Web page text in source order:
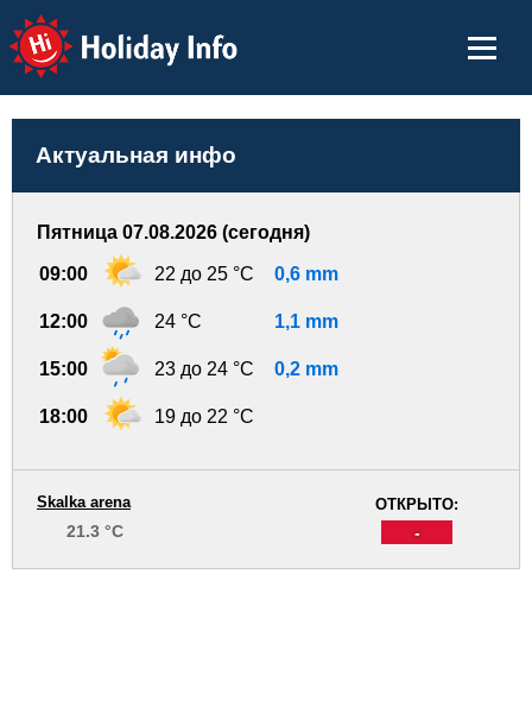
Holiday Info
Актуальная инфо
Пятница 07.08.2026 (сегодня)
09:00 22 до 25 °C 0,6 mm
12:00 24 °C 1,1 mm
15:00 23 до 24 °C 0,2 mm
18:00 19 до 22 °C
ОТКРЫТО:
-
Skalka arena
21.3 °C